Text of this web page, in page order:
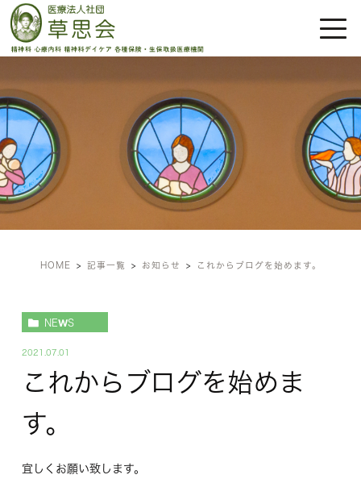
お知らせ
HOME 記事一覧 お知らせ これからブログを始めます。
NEWS
2021.07.01
これからブログを始めま
す。
宜しくお願い致します。